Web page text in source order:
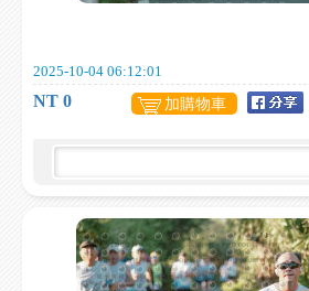
2025-10-04 06:12:01
NT 0 加購物車